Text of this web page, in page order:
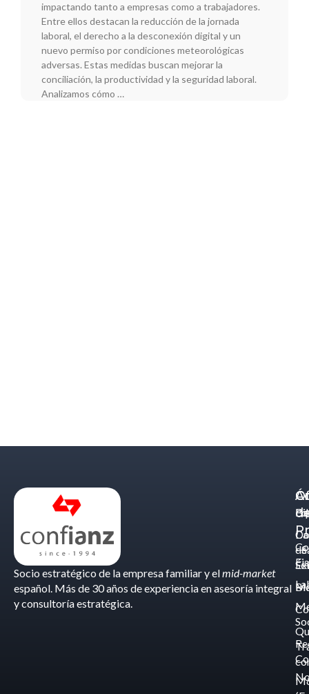
impactando tanto a empresas como a trabajadores.
Entre ellos destacan la reducción de la jornada
laboral, el derecho a la desconexión digital y un
nuevo permiso por condiciones meteorológicas
adversas. Estas medidas buscan mejorar la
conciliación, la productividad y la seguridad laboral.
Analizamos cómo …
Socio estratégico de la empresa familiar y elmid-market
español. Más de 30 años de experiencia en asesoría integral
y consultoría estratégica.
de
-